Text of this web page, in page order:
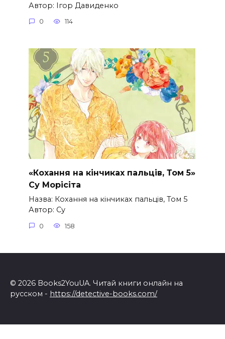
Автор: Ігор Давиденко
0 114
«Кохання на кінчиках пальців, Том 5»
Су Морісіта
Назва: Кохання на кінчиках пальців, Том 5
Автор: Су
0 158
© 2026 Books2YouUA. Читай книги онлайн на
русском - https://detective-books.com/